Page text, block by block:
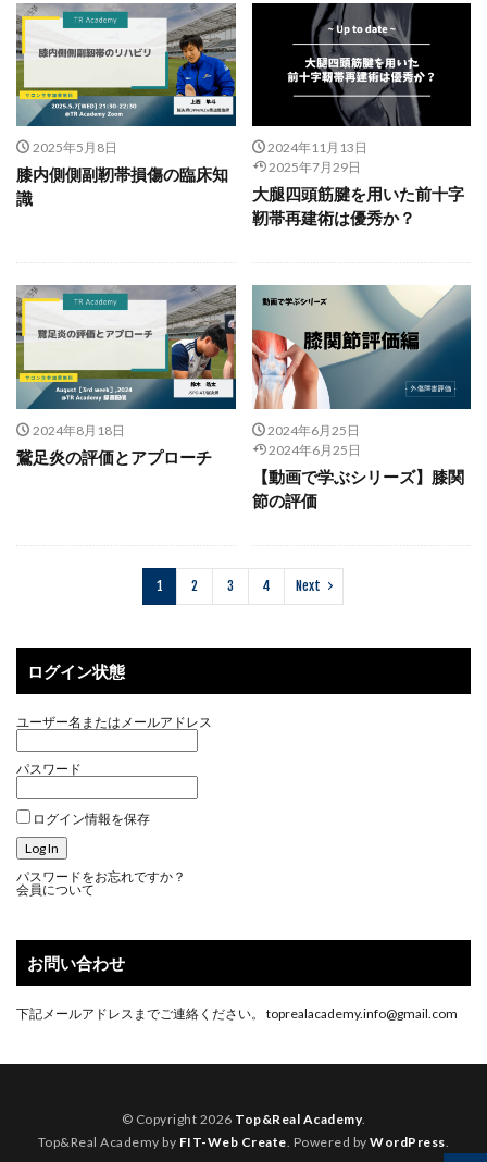
2025年5月8日
膝内側側副靭帯損傷の臨床知
識
2024年11月13日
2025年7月29日
大腿四頭筋腱を用いた前十字
靭帯再建術は優秀か？
2024年8月18日
鵞足炎の評価とアプローチ
2024年6月25日
2024年6月25日
【動画で学ぶシリーズ】膝関
節の評価
1 2 3 4 Next
ログイン状態
ユーザー名またはメールアドレス
パスワード
ログイン情報を保存
パスワードをお忘れですか？
会員について
お問い合わせ
下記メールアドレスまでご連絡ください。 toprealacademy.info@gmail.com
© Copyright 2026 Top&Real Academy.
Top&Real Academy by FIT-Web Create . Powered byWordPress